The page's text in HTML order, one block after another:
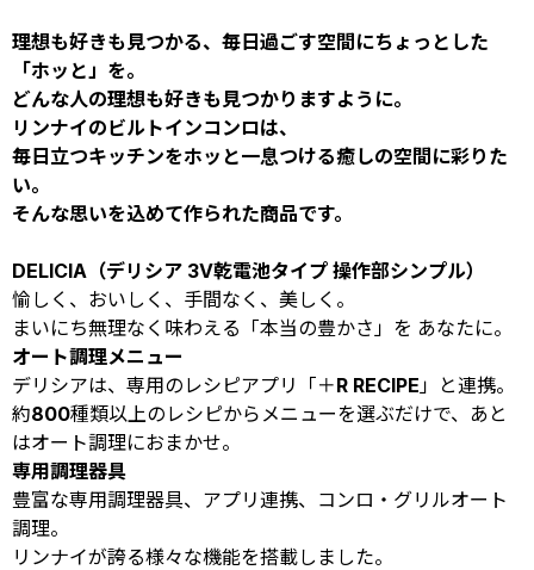
理想も好きも見つかる、毎日過ごす空間にちょっとした
「ホッと」を。
どんな人の理想も好きも見つかりますように。
リンナイのビルトインコンロは、
毎日立つキッチンをホッと一息つける癒しの空間に彩りた
い。
そんな思いを込めて作られた商品です。
DELICIA（デリシア 3V乾電池タイプ 操作部シンプル）
愉しく、おいしく、手間なく、美しく。
まいにち無理なく味わえる「本当の豊かさ」を あなたに。
オート調理メニュー
デリシアは、専用のレシピアプリ「＋R RECIPE」と連携。
約800種類以上のレシピからメニューを選ぶだけで、あと
はオート調理におまかせ。
専用調理器具
豊富な専用調理器具、アプリ連携、コンロ・グリルオート
調理。
リンナイが誇る様々な機能を搭載しました。